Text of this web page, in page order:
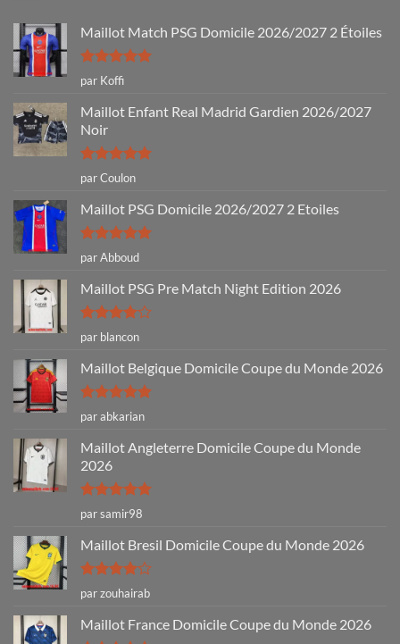
Maillot Match PSG Domicile 2026/2027 2 Étoiles
Note5sur
5
par Koffi
Maillot Enfant Real Madrid Gardien 2026/2027
Noir
Note5sur
5
par Coulon
Maillot PSG Domicile 2026/2027 2 Etoiles
Note5sur
5
par Abboud
Maillot PSG Pre Match Night Edition 2026
Note4
sur 5
par blancon
Maillot Belgique Domicile Coupe du Monde 2026
Note5sur
5
par abkarian
Maillot Angleterre Domicile Coupe du Monde
2026
Note5sur
5
par samir98
Maillot Bresil Domicile Coupe du Monde 2026
Note4
sur 5
par zouhairab
Maillot France Domicile Coupe du Monde 2026